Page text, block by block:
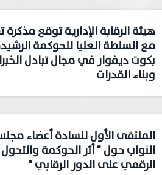
هيئة الرقابة الإدارية توقع
مع السلطة العليا للحوكمة
بكوت ديفوار في مجال تبادل
وبناء القدرات
الملتقى الأول للسادة أعضاء
النواب حول " أثر الحوكمة والتحول
الرقمي على الدور الرقابي "